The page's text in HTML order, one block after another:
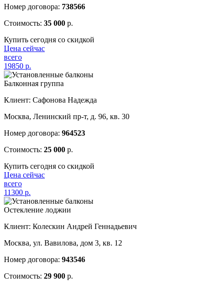
Номер договора: 738566
Стоимость: 35 000 р.
Купить сегодня со скидкой
Цена сейчас
всего
19850 р.
Балконная группа
Клиент: Сафонова Надежда
Москва, Ленинский пр-т, д. 96, кв. 30
Номер договора: 964523
Стоимость: 25 000 р.
Купить сегодня со скидкой
Цена сейчас
всего
11300 р.
Остекление лоджии
Клиент: Колескин Андрей Геннадьевич
Москва, ул. Вавилова, дом 3, кв. 12
Номер договора: 943546
Стоимость: 29 900 р.